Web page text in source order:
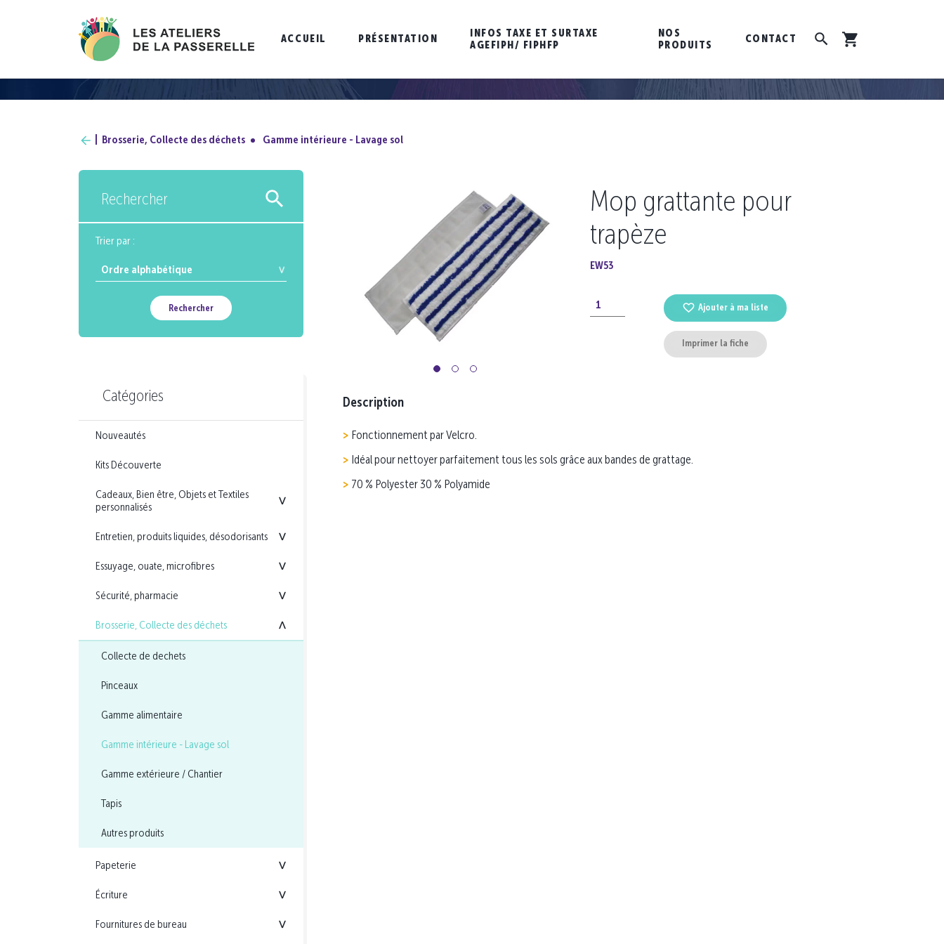
ACCUEIL PRÉSENTATION
INFOS TAXE ET SURTAXE
AGEFIPH/ FIPHFP
NOS
PRODUITS
CONTACT
Brosserie, Collecte des déchets Gamme intérieure - Lavage sol
Rechercher
Trier par :
Rechercher
Catégories
Nouveautés
Kits Découverte
Cadeaux, Bien être, Objets et Textiles
personnalisés
<
Entretien, produits liquides, désodorisants <
Essuyage, ouate, microfibres <
Sécurité, pharmacie <
Brosserie, Collecte des déchets <
Collecte de dechets
Pinceaux
Gamme alimentaire
Gamme intérieure - Lavage sol
Gamme extérieure / Chantier
Tapis
Autres produits
Papeterie <
Écriture <
Fournitures de bureau <
Mop grattante pour
trapèze
EW53
Ajouter à ma liste
Imprimer la fiche
Description
Fonctionnement par Velcro.
Idéal pour nettoyer parfaitement tous les sols grâce aux bandes de grattage.
70 % Polyester 30 % Polyamide